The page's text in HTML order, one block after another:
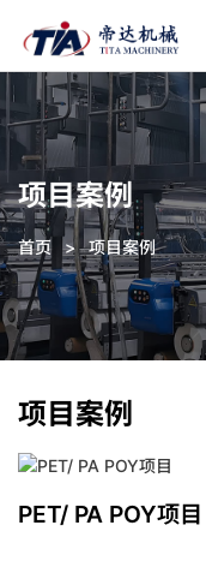
项目案例
首页 > 项目案例
项目案例
PET/ PA POY项目